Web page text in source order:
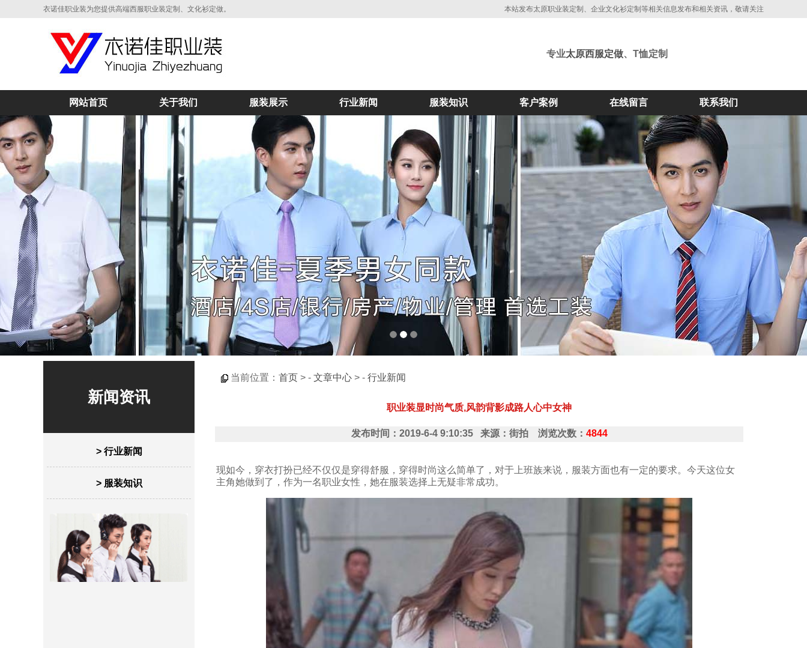
衣诺佳职业装为您提供高端西服职业装定制、文化衫定做。 本站发布太原职业装定制、企业文化衫定制等相关信息发布和相关资讯，敬请关注
专业太原西服定做、T恤定制
网站首页 关于我们 服装展示 行业新闻 服装知识 客户案例 在线留言 联系我们
新闻资讯
> 行业新闻
> 服装知识
当前位置： 首页 > - 文章中心 > - 行业新闻
职业装显时尚气质,风韵背影成路人心中女神
发布时间：2019-6-4 9:10:35 来源：街拍 浏览次数： 4844
现如今，穿衣打扮已经不仅仅是穿得舒服，穿得时尚这么简单了，对于上班族来说，服装方面也有一定的要求。今天这位女
主角她做到了，作为一名职业女性，她在服装选择上无疑非常成功。